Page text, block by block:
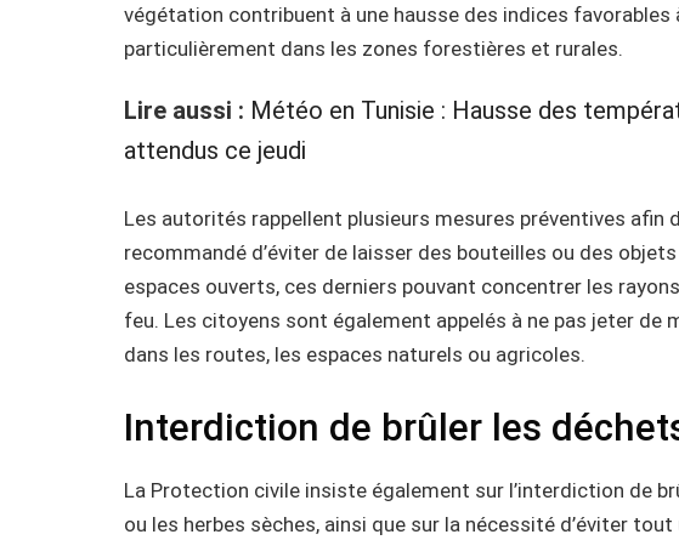
végétation contribuent à une hausse des indices favorables
particulièrement dans les zones forestières et rurales.
Lire aussi : Météo en Tunisie : Hausse des
attendus ce jeudi
Les autorités rappellent plusieurs mesures préventives
recommandé d’éviter de laisser des bouteilles ou des
espaces ouverts, ces derniers pouvant concentrer les
feu. Les citoyens sont également appelés à ne pas jeter de
dans les routes, les espaces naturels ou agricoles.
Interdiction de brûler les
La Protection civile insiste également sur l’interdiction de
ou les herbes sèches, ainsi que sur la nécessité d’éviter